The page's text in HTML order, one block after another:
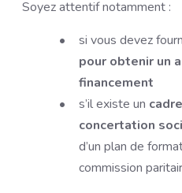
Soyez attentif notamment :
si vous devez
pour obtenir un
financement
s’il existe un
concertation
d’un plan de
commission